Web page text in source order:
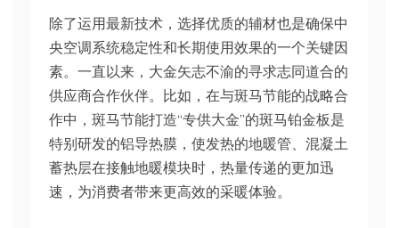
除了运用最新技术，选择优质的辅材也是确保中
央空调系统稳定性和长期使用效果的一个关键因
素。一直以来，大金矢志不渝的寻求志同道合的
供应商合作伙伴。比如，在与斑马节能的战略合
作中，斑马节能打造“专供大金”的斑马铂金板是
特别研发的铝导热膜，使发热的地暖管、混凝土
蓄热层在接触地暖模块时，热量传递的更加迅
速，为消费者带来更高效的采暖体验。